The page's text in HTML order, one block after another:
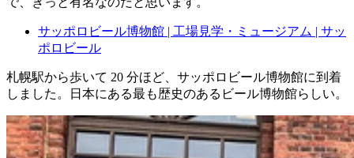
サッポロビール博物館 | 工場見学・ミュージアム | サッ
ポロビール
札幌駅から歩いて 20 分ほど、サッポロビール博物館に到着
しました。日本にある最も歴史のあるビール博物館らしい。